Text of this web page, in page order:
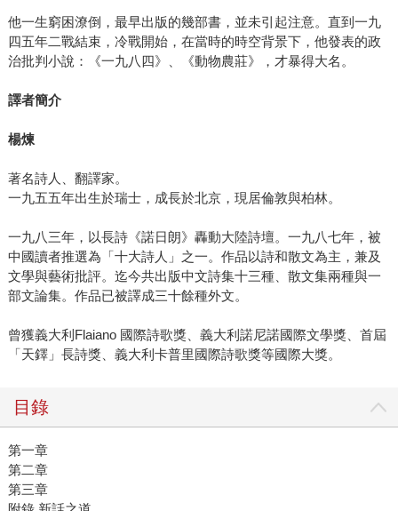
他一生窮困潦倒，最早出版的幾部書，並未引起注意。直到一九
四五年二戰結束，冷戰開始，在當時的時空背景下，他發表的政
治批判小說：《一九八四》、《動物農莊》，才暴得大名。
譯者簡介
楊煉
著名詩人、翻譯家。
一九五五年出生於瑞士，成長於北京，現居倫敦與柏林。
一九八三年，以長詩《諾日朗》轟動大陸詩壇。一九八七年，被
中國讀者推選為「十大詩人」之一。作品以詩和散文為主，兼及
文學與藝術批評。迄今共出版中文詩集十三種、散文集兩種與一
部文論集。作品已被譯成三十餘種外文。
曾獲義大利Flaiano 國際詩歌獎、義大利諾尼諾國際文學獎、首屆
「天鐸」長詩獎、義大利卡普里國際詩歌獎等國際大獎。
目錄
第一章
第二章
第三章